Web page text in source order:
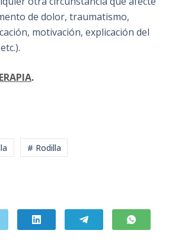
de dolor, traumatismo,
motivación, explicación del
.
# Rodilla